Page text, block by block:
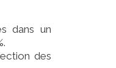
dans un
des